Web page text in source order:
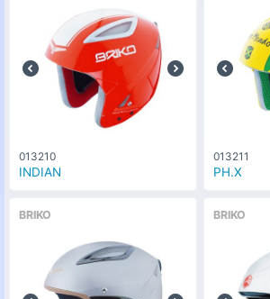
013210
INDIAN
013211
PH.X
BRIKO BRIKO